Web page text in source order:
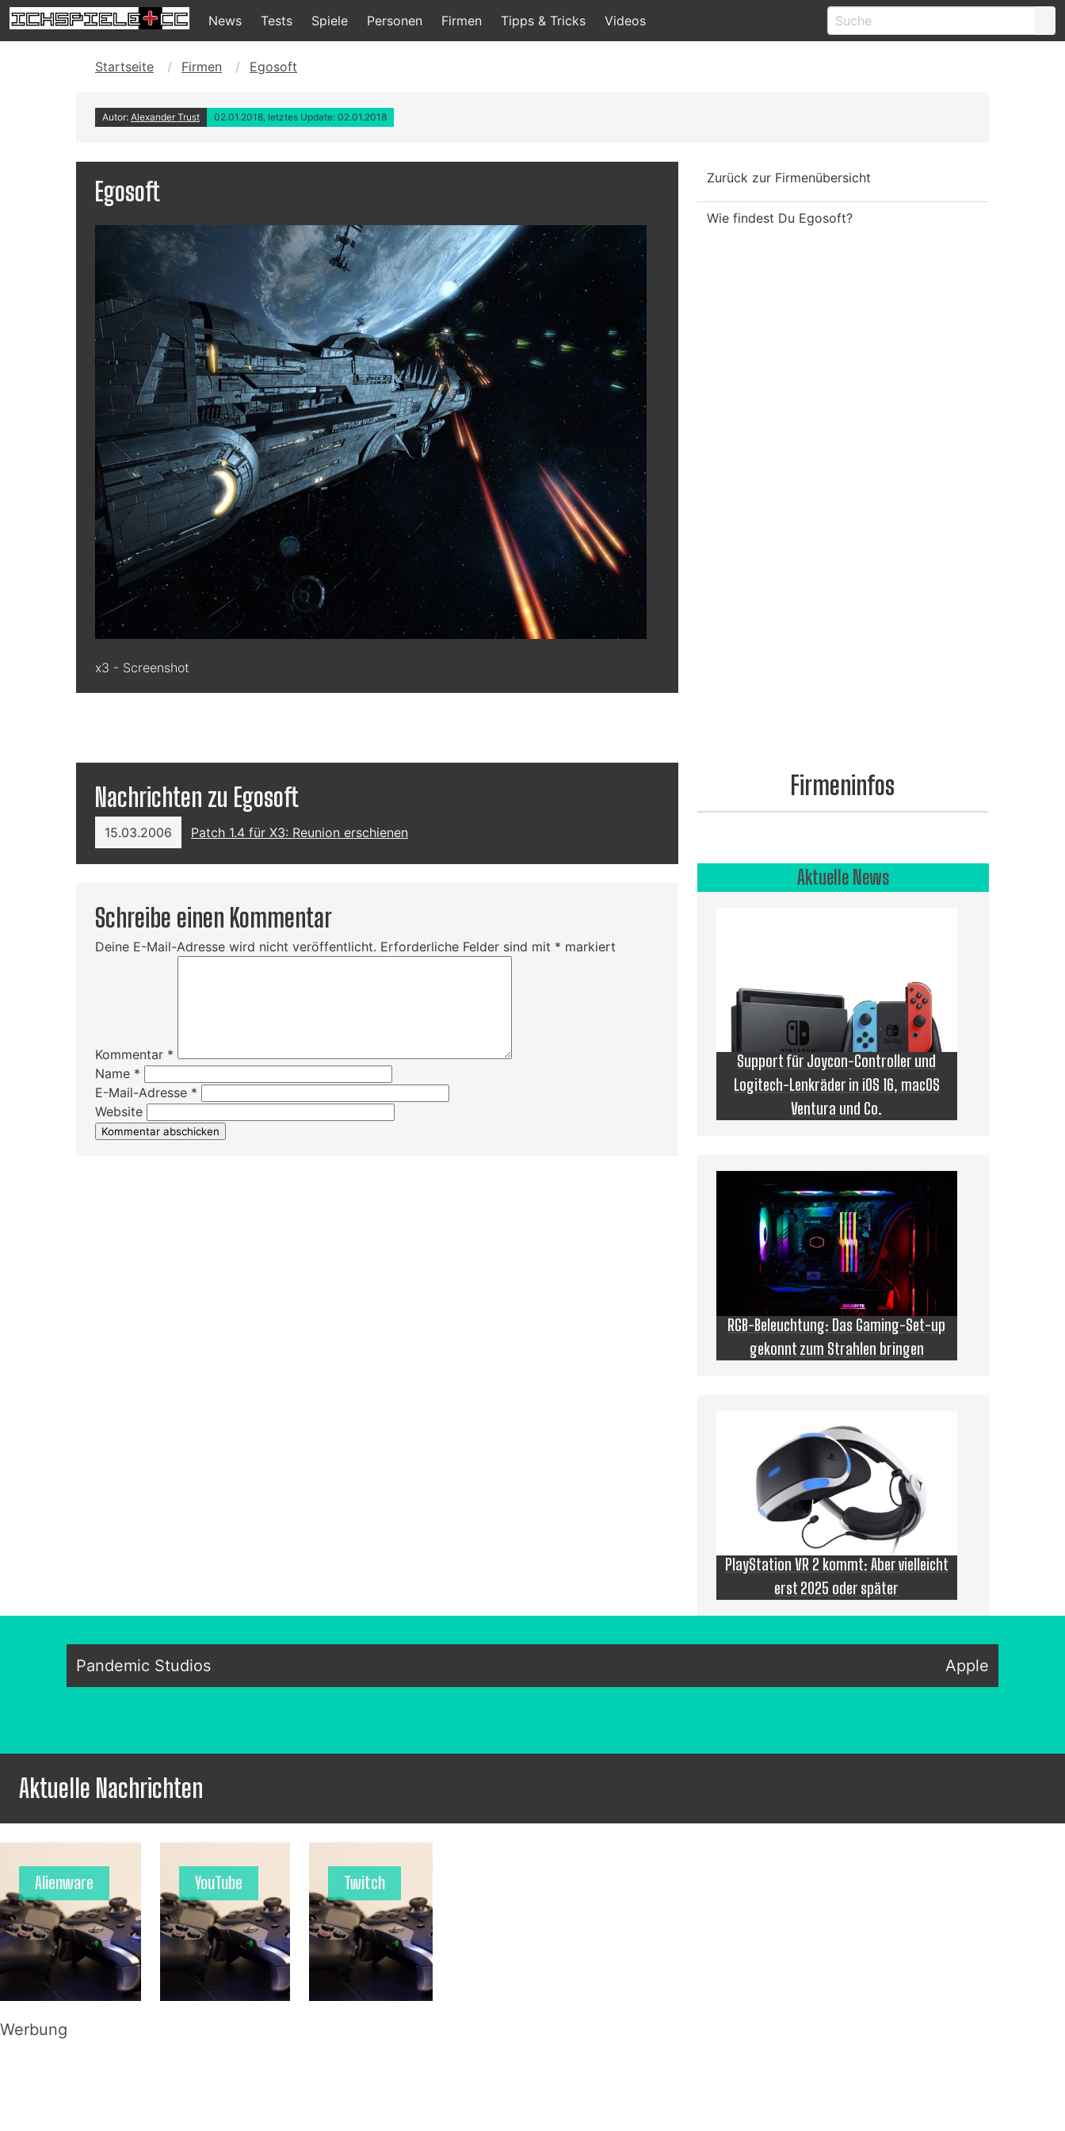
News Tests Spiele Personen Firmen Tipps & Tricks Videos
Startseite Firmen Egosoft
Autor: Alexander Trust 02.01.2018, letztes Update: 02.01.2018
Egosoft
x3 - Screenshot
Nachrichten zu Egosoft
15.03.2006 Patch 1.4 für X3: Reunion erschienen
Schreibe einen Kommentar
Deine E-Mail-Adresse wird nicht veröffentlicht. Erforderliche Felder sind mit * markiert
Kommentar *
Name *
E-Mail-Adresse *
Website
Zurück zur Firmenübersicht
Wie findest Du Egosoft?
Firmeninfos
Aktuelle News
Support für Joycon-Controller und
Logitech-Lenkräder in iOS 16, macOS
Ventura und Co.
RGB-Beleuchtung: Das Gaming-Set-up
gekonnt zum Strahlen bringen
PlayStation VR 2 kommt: Aber vielleicht
erst 2025 oder später
Pandemic Studios Apple
Aktuelle Nachrichten
Alienware YouTube Twitch
Werbung